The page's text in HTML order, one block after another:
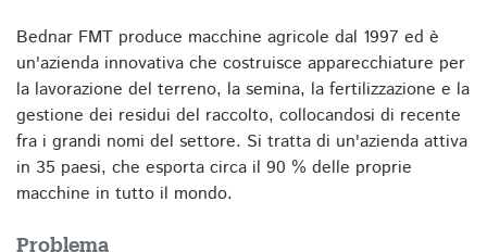
Bednar FMT produce macchine agricole dal 1997 ed è
un'azienda innovativa che costruisce apparecchiature per
la lavorazione del terreno, la semina, la fertilizzazione e la
gestione dei residui del raccolto, collocandosi di recente
fra i grandi nomi del settore. Si tratta di un'azienda attiva
in 35 paesi, che esporta circa il 90 % delle proprie
macchine in tutto il mondo.
Problema